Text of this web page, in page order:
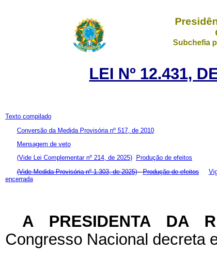
Subchefia
LEI Nº 12.431,
Texto compilado
Conversão da Medida Provisória nº 517, de 2010
Mensagem de veto
(Vide Lei Complementar nº 214, de 2025)
Produção de efeitos
(Vide Medida Provisória nº 1.303, de 2025)
Produção de efeitos
encerrada
A PRESIDENTA DA
Congresso Nacional decreta